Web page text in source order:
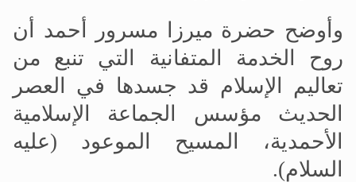
وأوضح حضرة ميرزا مسرور أحمد أن
روح الخدمة المتفانية التي تنبع من
تعاليم الإسلام قد جسدها في العصر
الحديث مؤسس الجماعة الإسلامية
الأحمدية، المسيح الموعود (عليه
السلام).